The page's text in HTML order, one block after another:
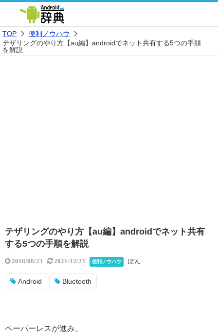
TOP
便利ノウハウ
テザリングのやり方【au編】androidでネット共有する5つの手順
を解説
テザリングのやり方【au編】androidでネット共有
する5つの手順を解説
2018/08/23 2021/12/23 便利ノウハウ ぽん
Android Bluetooth
ペーパーレスが進み、